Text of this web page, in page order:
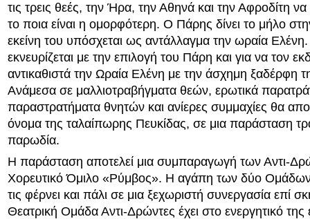
τις τρεις θεές, την Ήρα, την Αθηνά και την Αφροδίτη να
το ποια είναι η ομορφότερη. Ο Πάρης δίνει το μήλο
εκείνη του υπόσχεται ως αντάλλαγμα την ωραία
εκνευρίζεται με την επιλογή του Πάρη και για να τον
αντικαθιστά την Ωραία Ελένη με την άσχημη ξαδέρφη
Ανάμεσα σε μαλλιοτραβήγματα θεών, ερωτικά
παραστρατήματα θνητών και ανίερες συμμαχίες θα
όνομα της ταλαίπωρης Πευκίδας, σε μια παράσταση
παρωδία.
Η παράσταση αποτελεί μια συμπαραγωγή των Αντι-
Χορευτικό Όμιλο «Ρύμβος». Η αγάπη των δύο Ομάδων
τις φέρνει και πάλι σε μια ξεχωριστή συνεργασία επί
Θεατρική Ομάδα Αντι-Δρώντες έχει στο ενεργητικό της